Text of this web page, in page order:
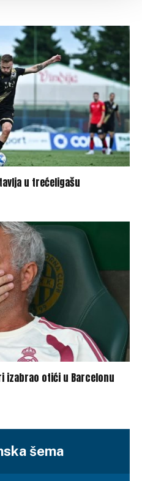
u trećeligašu
izabrao otići u Barcelonu
šema